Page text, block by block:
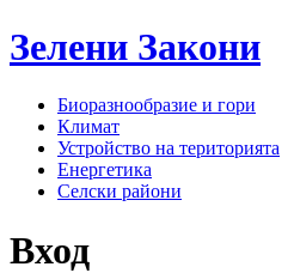
Зелени Закони
Биоразнообразие и гори
Климат
Устройство на територията
Енергетика
Селски райони
Вход